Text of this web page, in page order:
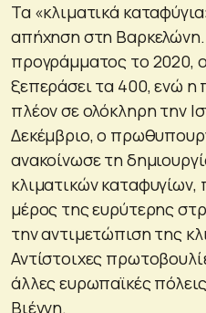
Τα «κλιματικά
απήχηση στη
προγράμματος το 2020,
ξεπεράσει τα 400, ενώ η
πλέον σε ολόκληρη την
Δεκέμβριο, ο
ανακοίνωσε τη
κλιματικών
μέρος της ευρύτερης
την αντιμετώπιση της
Αντίστοιχες
άλλες ευρωπαϊκές
Βιέννη.